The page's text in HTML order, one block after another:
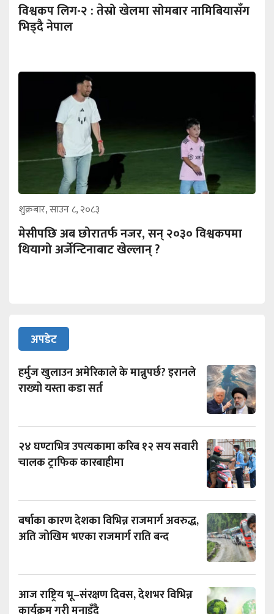
विश्वकप लिग-२ : तेस्रो खेलमा सोमबार नामिबियासँग
भिड्दै नेपाल
शुक्रबार, साउन ८, २०८३
मेसीपछि अब छोरातर्फ नजर, सन् २०३० विश्वकपमा
थियागो अर्जेन्टिनाबाट खेल्लान् ?
अपडेट
हर्मुज खुलाउन अमेरिकाले के मान्नुपर्छ? इरानले
राख्यो यस्ता कडा सर्त
२४ घण्टाभित्र उपत्यकामा करिब १२ सय सवारी
चालक ट्राफिक कारबाहीमा
बर्षाका कारण देशका विभिन्न राजमार्ग अवरुद्ध,
अति जोखिम भएका राजमार्ग राति बन्द
आज राष्ट्रिय भू–संरक्षण दिवस, देशभर विभिन्न